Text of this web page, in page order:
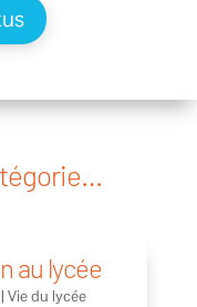
au lycée
Vie du lycée